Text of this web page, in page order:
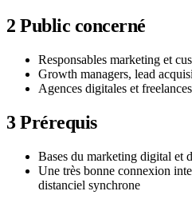
2 Public concerné
Responsables marketing et
Growth managers, lead
Agences digitales et freelances
3Prérequis
Bases du marketing digital et
Une très bonne connexion
distanciel synchrone